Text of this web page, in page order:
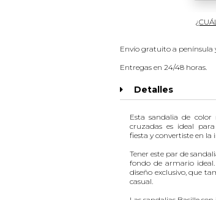
Envío gratuito a península
Entregas en 24/48 horas.
Detalles
Esta sandalia de
cruzadas es ideal
fiesta y convertiste en la
Tener este par de
fondo de armario
diseño exclusivo, que
casual.